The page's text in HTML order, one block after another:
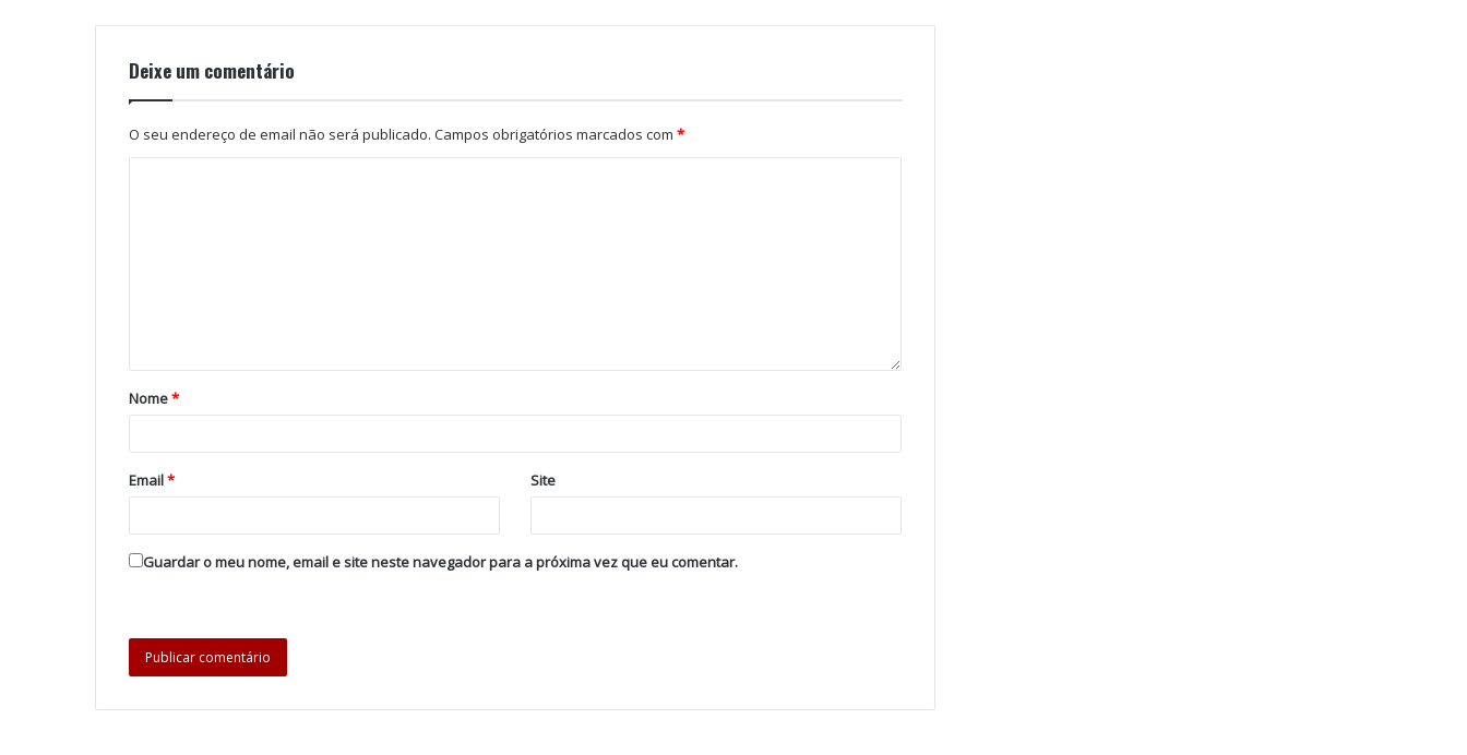
Deixe um comentário
O seu endereço de email não será publicado. Campos obrigatórios marcados com *
Nome*
Email* Site
Guardar o meu nome, email e site neste navegador para a próxima vez que eu comentar.